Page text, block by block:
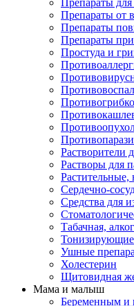
Препараты
Препараты от
Препараты
Препараты
Простуда и
Растворители
Растворы для
Растительные,
Сердечно-
Средства для
Табачная,
Ушные
Холестерин
Щитовидная
Мама и малыш
Беременным и